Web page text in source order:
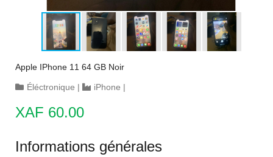
Apple IPhone 11 64 GB Noir
Éléctronique | iPhone |
XAF 60.00
Informations générales